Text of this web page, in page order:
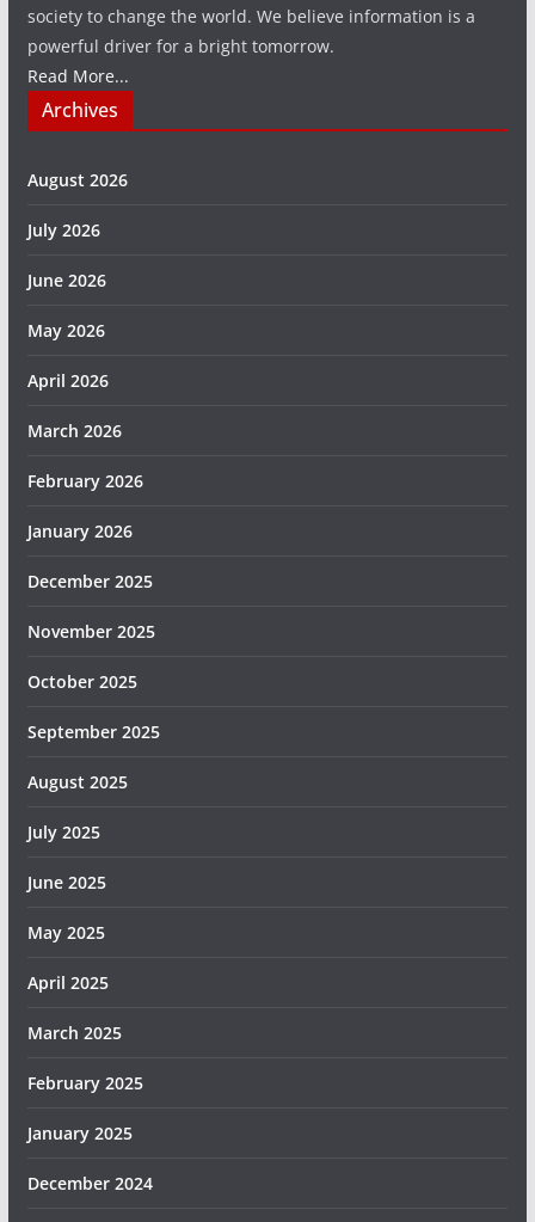
society to change the world. We believe information is a
powerful driver for a bright tomorrow.
Read More...
Archives
August 2026
July 2026
June 2026
May 2026
April 2026
March 2026
February 2026
January 2026
December 2025
November 2025
October 2025
September 2025
August 2025
July 2025
June 2025
May 2025
April 2025
March 2025
February 2025
January 2025
December 2024